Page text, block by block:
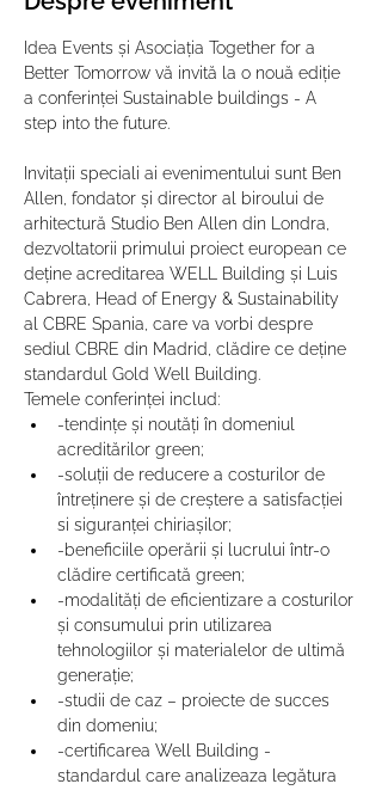
Idea Events și Asociația Together for a
Better Tomorrow vă invită la o nouă ediție
a conferinței Sustainable buildings - A
step into the future.
Invitații speciali ai evenimentului sunt Ben
Allen, fondator și director al biroului de
arhitectură Studio Ben Allen din Londra,
dezvoltatorii primului proiect european ce
deține acreditarea WELL Building și Luis
Cabrera, Head of Energy & Sustainability
al CBRE Spania, care va vorbi despre
sediul CBRE din Madrid, clădire ce deține
standardul Gold Well Building.
Temele conferinței includ:
-tendințe și noutăți în domeniul
acreditărilor green;
-soluții de reducere a costurilor de
întreținere și de creștere a satisfacției
si siguranței chiriașilor;
-beneficiile operării și lucrului într-o
clădire certificată green;
-modalități de eficientizare a costurilor
și consumului prin utilizarea
tehnologiilor și materialelor de ultimă
generație;
-studii de caz – proiecte de succes
din domeniu;
-certificarea Well Building -
standardul care analizeaza legătura